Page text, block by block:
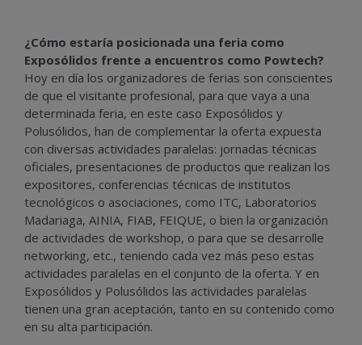
¿Cómo estaría posicionada una feria como
Exposólidos frente a encuentros como Powtech?
Hoy en día los organizadores de ferias son conscientes
de que el visitante profesional, para que vaya a una
determinada feria, en este caso Exposólidos y
Polusólidos, han de complementar la oferta expuesta
con diversas actividades paralelas: jornadas técnicas
oficiales, presentaciones de productos que realizan los
expositores, conferencias técnicas de institutos
tecnológicos o asociaciones, como ITC, Laboratorios
Madariaga, AINIA, FIAB, FEIQUE, o bien la organización
de actividades de workshop, o para que se desarrolle
networking, etc., teniendo cada vez más peso estas
actividades paralelas en el conjunto de la oferta. Y en
Exposólidos y Polusólidos las actividades paralelas
tienen una gran aceptación, tanto en su contenido como
en su alta participación.